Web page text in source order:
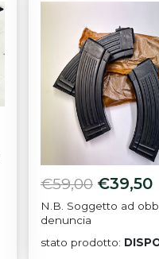
€59,00 Il
prezzo
era:
€39,50Il
N.B. Soggetto ad
denuncia
stato prodotto: